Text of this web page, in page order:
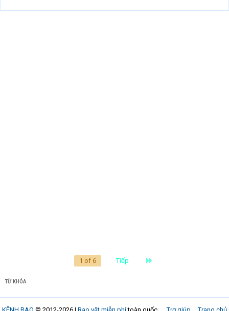
1 of 6 Tiếp
TỪ KHÓA